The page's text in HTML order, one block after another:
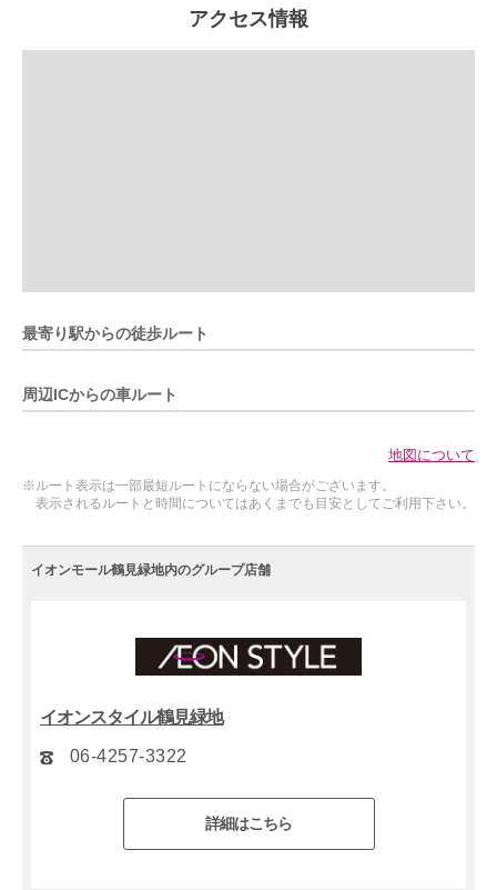
アクセス情報
最寄り駅からの徒歩ルート
周辺ICからの車ルート
地図について
※ルート表示は一部最短ルートにならない場合がございます。
表示されるルートと時間についてはあくまでも目安としてご利用下さい。
イオンモール鶴見緑地内のグループ店舗
イオンスタイル鶴見緑地
06-4257-3322
詳細はこちら